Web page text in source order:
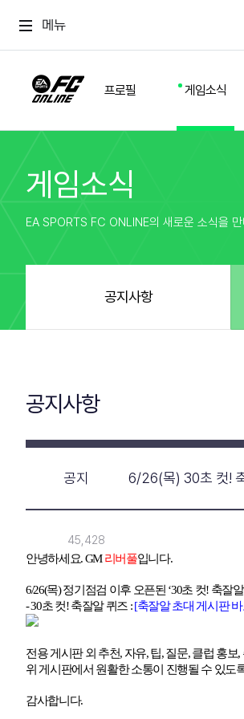
메뉴
프로필 게임소식
스쿼드
경기 기록
커뮤니티
방명록
설정
업데이트
유저 가이드
게임소식
EA SPORTS FC ONLINE의 새로운 소식을 만
공지사항
공지사항
공지 6/26(목) 30초 컷!
45,428
안녕하세요. GM리버풀입니다.
6/26(목)정기점검 이후 오픈된 ‘30초 컷! 축잘
- 30초 컷!축잘알 퀴즈 :[축잘알 초대 게시 판
전용 게시판 외 추천, 자유,팁,질문,클럽 홍보,
위 게시판에서 원활한 소통이 진행될 수 있
감사합니다.